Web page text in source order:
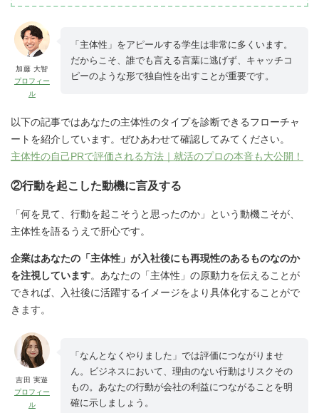
加藤 大智
プロフィー
ル
「主体性」をアピールする学生は非常に多くいます。
だからこそ、誰でも言える言葉に逃げず、キャッチコ
ピーのような形で独自性を出すことが重要です。
以下の記事ではあなたの主体性のタイプを診断できるフローチャ
ートを紹介しています。ぜひあわせて確認してみてください。
主体性の自己PRで評価される方法｜就活のプロの本音も大公開！
②行動を起こした動機に言及する
「何を見て、行動を起こそうと思ったのか」という動機こそが、
主体性を語るうえで肝心です。
企業はあなたの「主体性」が入社後にも再現性のあるものなのか
を注視しています。あなたの「主体性」の原動力を伝えることが
できれば、入社後に活躍するイメージをより具体化することがで
きます。
吉田 実遊
プロフィー
ル
「なんとなくやりました」では評価につながりませ
ん。ビジネスにおいて、理由のない行動はリスクその
もの。あなたの行動が会社の利益につながることを明
確に示しましょう。